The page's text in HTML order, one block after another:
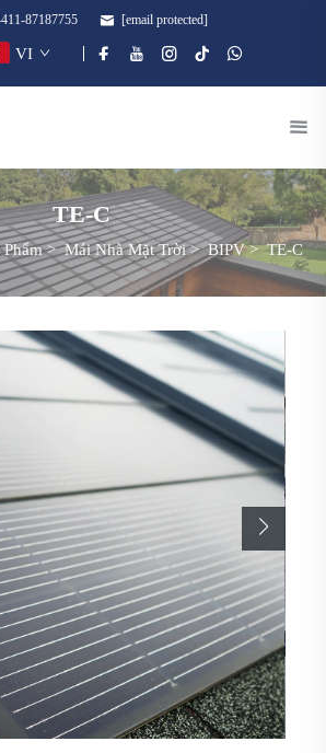
87187755 [email protected]
VI
TE-C
Phẩm>Mái Nhà Mặt Trời>BIPV>TE-C